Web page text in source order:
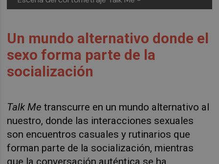
Un mundo alternativo donde el
sexo forma parte de la
socialización
Talk Me transcurre en un mundo alternativo al
nuestro, donde las interacciones sexuales
son encuentros casuales y rutinarios que
forman parte de la socialización, mientras
que la conversación auténtica se ha